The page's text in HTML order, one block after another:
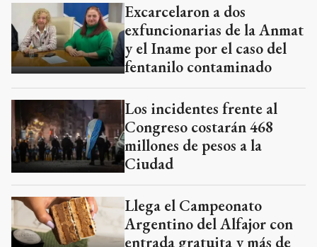
Excarcelaron a dos
exfuncionarias de la Anmat
y el Iname por el caso del
fentanilo contaminado
Los incidentes frente al
Congreso costarán 468
millones de pesos a la
Ciudad
Llega el Campeonato
Argentino del Alfajor con
entrada gratuita y más de